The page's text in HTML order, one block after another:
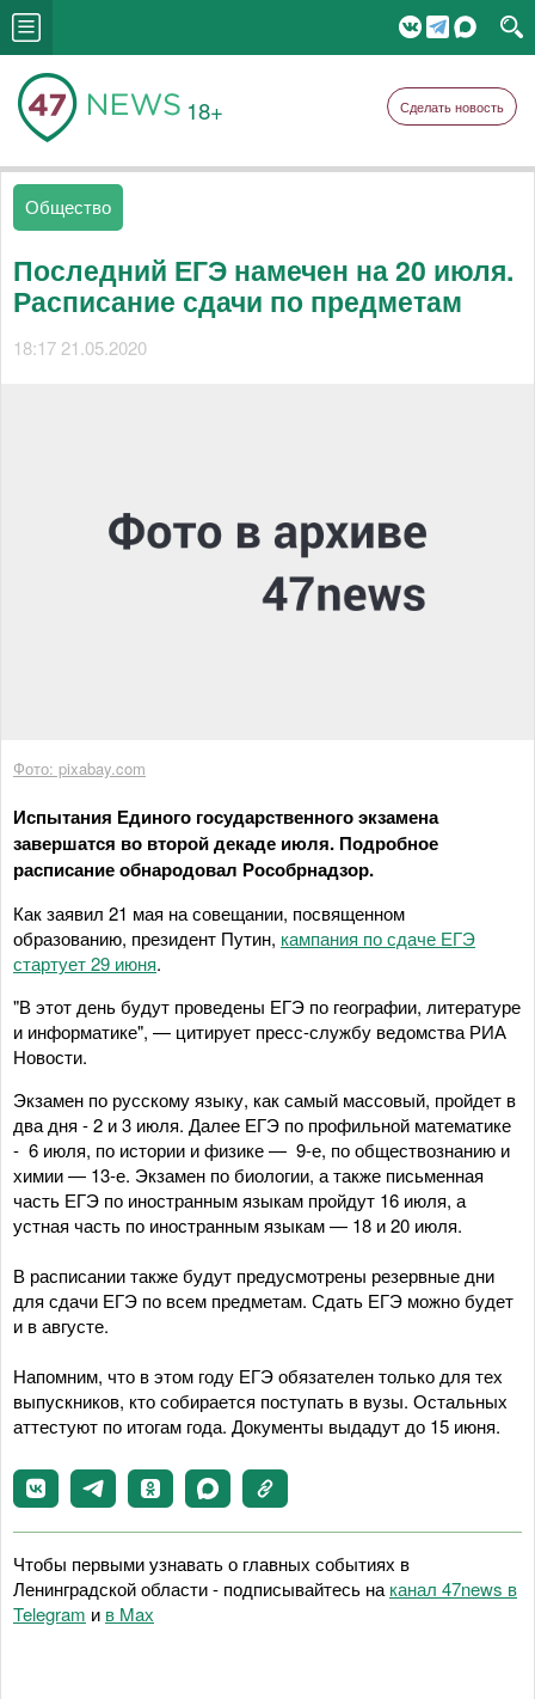
18+ Сделать новость
Общество
Последний ЕГЭ намечен на 20 июля.
Расписание сдачи по предметам
18:17 21.05.2020
Фото: pixabay.com
Испытания Единого государственного экзамена
завершатся во второй декаде июля. Подробное
расписание обнародовал Рособрнадзор.
Как заявил 21 мая на совещании, посвященном
образованию, президент Путин, кампания по сдаче ЕГЭ
стартует 29 июня.
"В этот день будут проведены ЕГЭ по географии, литературе
и информатике", — цитирует пресс-службу ведомства РИА
Новости.
Экзамен по русскому языку, как самый массовый, пройдет в
два дня - 2 и 3 июля. Далее ЕГЭ по профильной математике
- 6 июля, по истории и физике — 9-е, по обществознанию и
химии — 13-е. Экзамен по биологии, а также письменная
часть ЕГЭ по иностранным языкам пройдут 16 июля, а
устная часть по иностранным языкам — 18 и 20 июля.
В расписании также будут предусмотрены резервные дни
для сдачи ЕГЭ по всем предметам. Сдать ЕГЭ можно будет
и в августе.
Напомним, что в этом году ЕГЭ обязателен только для тех
выпускников, кто собирается поступать в вузы. Остальных
аттестуют по итогам года. Документы выдадут до 15 июня.
Чтобы первыми узнавать о главных событиях в
Ленинградской области - подписывайтесь на канал 47news в
Telegram и в Maх